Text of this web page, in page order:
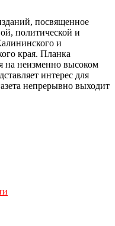
посвященное
политической и
и
края. Планка
на неизменно высоком
интерес для
непрерывно выходит